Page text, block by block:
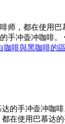
师，都在使用巴
手冲壶冲咖啡。
咖啡與黑咖啡的
的手冲壶冲咖
在使用巴慕达